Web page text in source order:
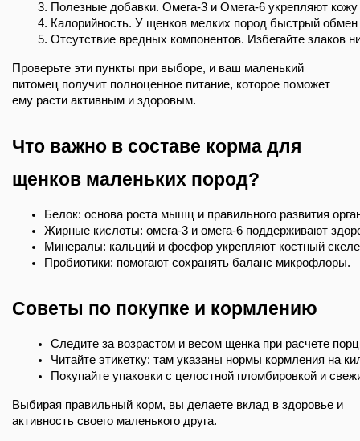
Полезные добавки. Омега-3 и Омега-6 укрепляют
Калорийность. У щенков мелких пород быстрый
Отсутствие вредных компонентов. Избегайте злаков
Проверьте эти пункты при выборе, и ваш маленький
питомец получит полноценное питание, которое поможет
ему расти активным и здоровым.
Что важно в составе корма для
щенков маленьких пород?
Белок: основа роста мышц и правильного развития
Жирные кислоты: омега‑3 и омега‑6 поддерживают
Минералы: кальций и фосфор укрепляют костный
Пробиотики: помогают сохранять баланс микрофлоры.
Советы по покупке и кормлению
Следите за возрастом и весом щенка при расчете
Читайте этикетку: там указаны нормы кормления на
Покупайте упаковки с целостной пломбировкой и
Выбирая правильный корм, вы делаете вклад в здоровье и
активность своего маленького друга.